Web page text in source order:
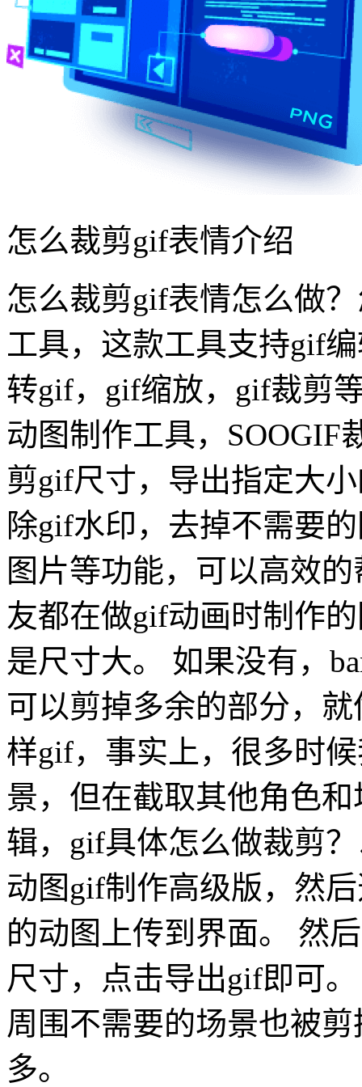
怎么裁剪gif表情介绍
怎么裁剪gif表情怎么做
工具，这款工具支持gif
转gif，gif缩放，gif裁剪
动图制作工具，SOOGIF
剪gif尺寸，导出指定大
除gif水印，去掉不需要
图片等功能，可以高效
友都在做gif动画时制作
是尺寸大。 如果没有，
可以剪掉多余的部分，
样gif，事实上，很多时
景，但在截取其他角色
辑，gif具体怎么做裁剪
动图gif制作高级版，然
的动图上传到界面。 然
尺寸，点击导出gif即可
周围不需要的场景也被
多。